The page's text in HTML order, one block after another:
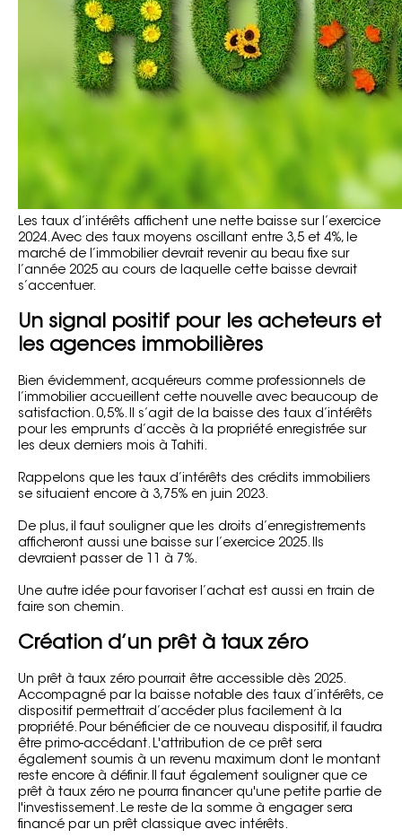
Les taux d’intérêts affichent une nette baisse sur l’exercice
2024. Avec des taux moyens oscillant entre 3,5 et 4%, le
marché de l’immobilier devrait revenir au beau fixe sur
l’année 2025 au cours de laquelle cette baisse devrait
s’accentuer.
Un signal positif pour les acheteurs et
les agences immobilières
Bien évidemment, acquéreurs comme professionnels de
l’immobilier accueillent cette nouvelle avec beaucoup de
satisfaction. 0,5%. Il s’agit de la baisse des taux d’intérêts
pour les emprunts d’accès à la propriété enregistrée sur
les deux derniers mois à Tahiti.
Rappelons que les taux d’intérêts des crédits immobiliers
se situaient encore à 3,75% en juin 2023.
De plus, il faut souligner que les droits d’enregistrements
afficheront aussi une baisse sur l’exercice 2025. Ils
devraient passer de 11 à 7%.
Une autre idée pour favoriser l’achat est aussi en train de
faire son chemin.
Création d’un prêt à taux zéro
Un prêt à taux zéro pourrait être accessible dès 2025.
Accompagné par la baisse notable des taux d’intérêts, ce
dispositif permettrait d’accéder plus facilement à la
propriété. Pour bénéficier de ce nouveau dispositif, il faudra
être primo-accédant. L'attribution de ce prêt sera
également soumis à un revenu maximum dont le montant
reste encore à définir. Il faut également souligner que ce
prêt à taux zéro ne pourra financer qu'une petite partie de
l'investissement. Le reste de la somme à engager sera
financé par un prêt classique avec intérêts.